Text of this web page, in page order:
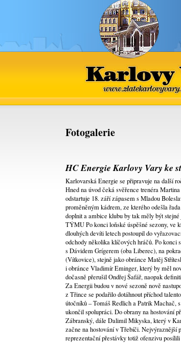
Karlovy
Fotogalerie
HC Energie Karlovy Vary ke
Karlovarská Energie se připravuje na další
Hned na úvod čeká svěřence trenéra
odstartuje 18. září zápasem s Mladou
proměněným kádrem, ze kterého odešla
doplnit a ambice klubu by tak měly být
TÝMU Po konci loňské úspěšné sezony, ve
dlouhých devíti letech postoupil do
odchody několika klíčových hráčů. Po konci
s Dávidem Grígerem (oba Liberec), na
(Vítkovice), stejně jako obránce Matěj
i obránce Vladimír Eminger, který by měl
dočasně přerušil Ondřej Šafář, naopak
Za Energii budou v nové sezoně nově
z Třince se podařilo dotáhnout příchod
útočníků – Tomáš Redlich a Patrik Machač,
ukončil spolupráci. Do obrany na hostování
Zábranský, dále Dalimil Mikyska, který v
začne na hostování v Třebíči. Nejvýraznější
reprezentační přestávky totiž ofenzivu